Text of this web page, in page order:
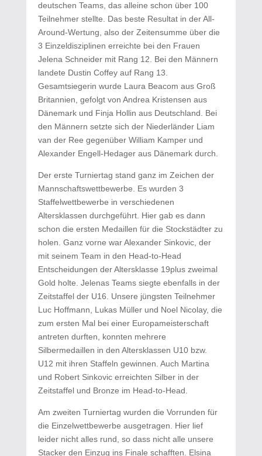
deutschen Teams, das alleine schon über 100
Teilnehmer stellte. Das beste Resultat in der All-
Around-Wertung, also der Zeitensumme über die
3 Einzeldisziplinen erreichte bei den Frauen
Jelena Schneider mit Rang 12. Bei den Männern
landete Dustin Coffey auf Rang 13.
Gesamtsiegerin wurde Laura Beacom aus Groß
Britannien, gefolgt von Andrea Kristensen aus
Dänemark und Finja Hollin aus Deutschland. Bei
den Männern setzte sich der Niederländer Liam
van der Ree gegenüber William Kamper und
Alexander Engell-Hedager aus Dänemark durch.
Der erste Turniertag stand ganz im Zeichen der
Mannschaftswettbewerbe. Es wurden 3
Staffelwettbewerbe in verschiedenen
Altersklassen durchgeführt. Hier gab es dann
schon die ersten Medaillen für die Stockstädter zu
holen. Ganz vorne war Alexander Sinkovic, der
mit seinem Team in den Head-to-Head
Entscheidungen der Altersklasse 19plus zweimal
Gold holte. Jelenas Teams siegte ebenfalls in der
Zeitstaffel der U16. Unsere jüngsten Teilnehmer
Luc Hoffmann, Lukas Müller und Noel Nicolay, die
zum ersten Mal bei einer Europameisterschaft
antreten durften, konnten mehrere
Silbermedaillen in den Altersklassen U10 bzw.
U12 mit ihren Staffeln gewinnen. Auch Martina
und Robert Sinkovic erreichten Silber in der
Zeitstaffel und Bronze im Head-to-Head.
Am zweiten Turniertag wurden die Vorrunden für
die Einzelwettbewerbe ausgetragen. Hier lief
leider nicht alles rund, so dass nicht alle unsere
Stacker den Einzug ins Finale schafften. Elsina